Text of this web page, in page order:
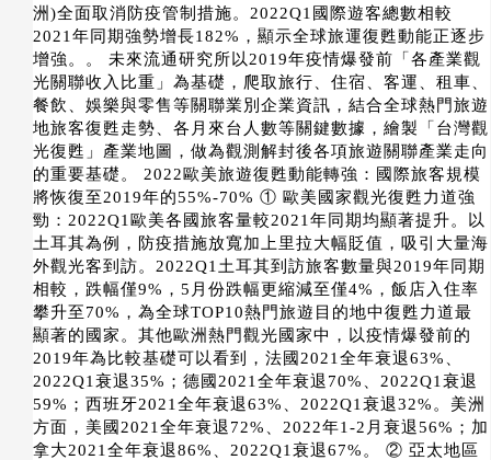
洲)全面取消防疫管制措施。2022Q1國際遊客總數相較
2021年同期強勢增長182%，顯示全球旅運復甦動能正逐步
增強。。 未來流通研究所以2019年疫情爆發前「各產業觀
光關聯收入比重」為基礎，爬取旅行、住宿、客運、租車、
餐飲、娛樂與零售等關聯業別企業資訊，結合全球熱門旅遊
地旅客復甦走勢、各月來台人數等關鍵數據，繪製「台灣觀
光復甦」產業地圖，做為觀測解封後各項旅遊關聯產業走向
的重要基礎。 2022歐美旅遊復甦動能轉強：國際旅客規模
將恢復至2019年的55%-70% ① 歐美國家觀光復甦力道強
勁：2022Q1歐美各國旅客量較2021年同期均顯著提升。以
土耳其為例，防疫措施放寬加上里拉大幅貶值，吸引大量海
外觀光客到訪。2022Q1土耳其到訪旅客數量與2019年同期
相較，跌幅僅9%，5月份跌幅更縮減至僅4%，飯店入住率
攀升至70%，為全球TOP10熱門旅遊目的地中復甦力道最
顯著的國家。其他歐洲熱門觀光國家中，以疫情爆發前的
2019年為比較基礎可以看到，法國2021全年衰退63%、
2022Q1衰退35%；德國2021全年衰退70%、2022Q1衰退
59%；西班牙2021全年衰退63%、2022Q1衰退32%。美洲
方面，美國2021全年衰退72%、2022年1-2月衰退56%；加
拿大2021全年衰退86%、2022Q1衰退67%。 ② 亞太地區